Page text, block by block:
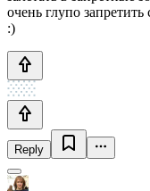
очень глупо
:)
Reply